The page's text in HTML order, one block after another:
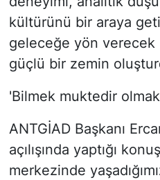
kültürünü bir araya
geleceğe yön
güçlü bir zemin
'Bilmek muktedir
ANTGİAD Başkanı
açılışında yaptığı
merkezinde